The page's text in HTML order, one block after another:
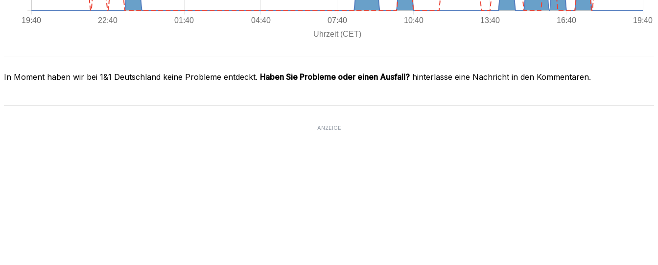
In Moment haben wir bei 1&1 Deutschland keine Probleme entdeckt. Haben Sie Probleme oder einen Ausfall? hinterlasse eine Nachricht in den Kommentaren.
ANZEIGE